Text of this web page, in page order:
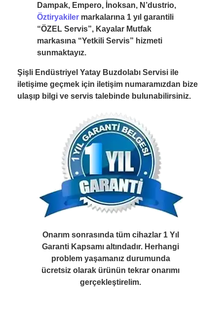
Dampak, Empero, İnoksan, N’dustrio,
Öztiryakiler markalarına 1 yıl garantili
“ÖZEL Servis”, Kayalar Mutfak
markasına “Yetkili Servis” hizmeti
sunmaktayız.
Şişli Endüstriyel Yatay Buzdolabı Servisi ile
iletişime geçmek için iletişim numaramızdan bize
ulaşıp bilgi ve servis talebinde bulunabilirsiniz.
Onarım sonrasında tüm cihazlar 1 Yıl
Garanti Kapsamı altındadır. Herhangi
problem yaşamanız durumunda
ücretsiz olarak ürünün tekrar onarımı
gerçekleştirelim.